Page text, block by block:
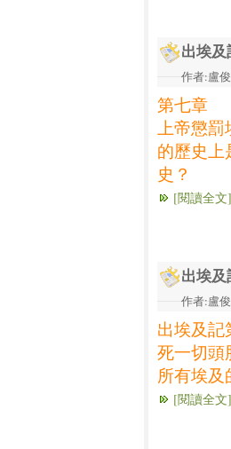
出埃及
作者:盧
第七章
上帝懲
的歷史上
史？
[閱讀全文]
出埃及
作者:盧
出埃及記
死一切頭
所有埃及
[閱讀全文]